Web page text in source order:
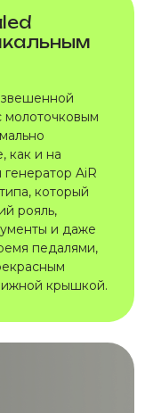
молоточковым
как и на
AiR
который
рояль,
и даже
педалями,
крышкой.